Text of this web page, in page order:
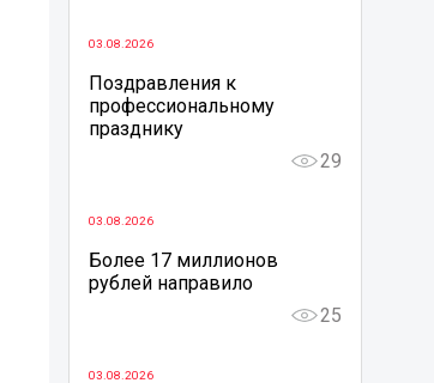
03.08.2026
Поздравления к
профессиональному
празднику
29
03.08.2026
Более 17 миллионов
рублей направило
25
03.08.2026